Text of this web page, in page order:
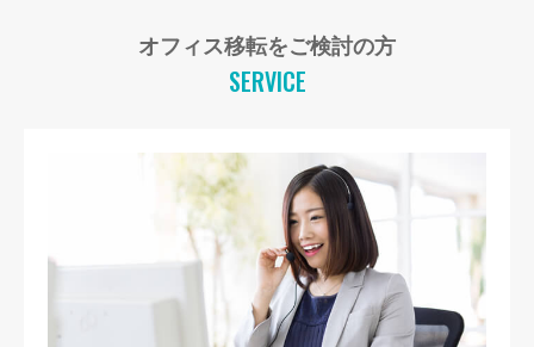
オフィス移転をご検討の方
SERVICE